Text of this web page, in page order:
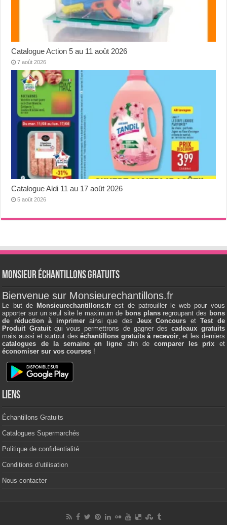
Catalogue Action 5 au 11 août 2026
7 août 2026
Catalogue Aldi 11 au 17 août 2026
5 août 2026
Monsieur échantillons Gratuits
Bienvenue sur Monsieurechantillons.fr
Le but de Monsieurechantillons.fr est de patrouiller le web pour vous
apporter sur un seul site le maximum de bons plansregroupant des bons
de réduction à imprimerainsi que desJeux Concours etTest de
Produit Gratuitqui vous permettrons de gagner descadeaux gratuits
mais aussi et surtout deséchantillons gratuits à recevoir, et les derniers
catalogues de la semaine en ligne afin de comparer les prix et
économiser sur vos courses !
Liens
Échantillons Gratuits
Catalogues Supermarchés
Politique de confidentialité
Conditions d’utilisation
Nous contacter